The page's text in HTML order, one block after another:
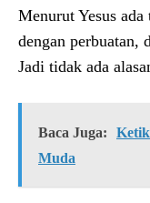
Menurut Yesus
dengan perbuatan,
Jadi tidak ada
Baca Juga:
Muda